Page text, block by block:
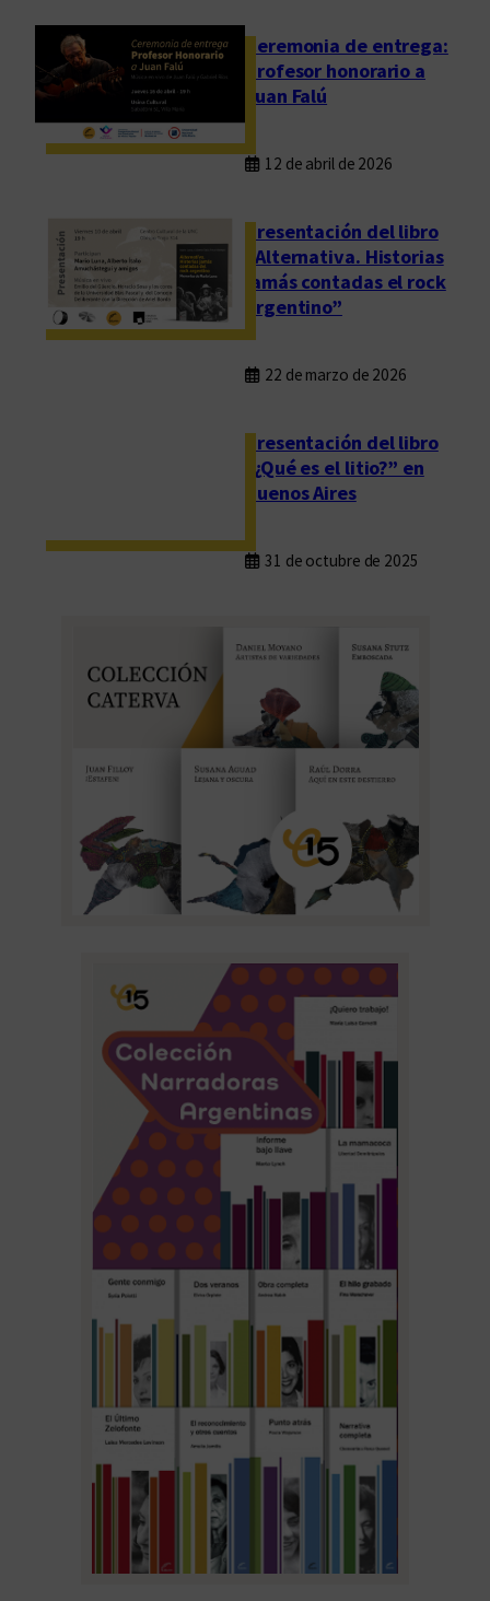
Ceremonia de entrega:
Profesor honorario a
Juan Falú
12 de abril de 2026
Presentación del libro
“Alternativa. Historias
jamás contadas el rock
argentino”
22 de marzo de 2026
Presentación del libro
“¿Qué es el litio?” en
Buenos Aires
31 de octubre de 2025